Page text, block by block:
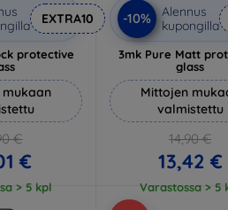
EXTRA10
protective
€
€
> 5 kpl
-10%
Alennus
kupongilla
3mk Pure Matt
glass
Mittojen
valmistettu
14,90 €
13,42 €
Varastossa > 5